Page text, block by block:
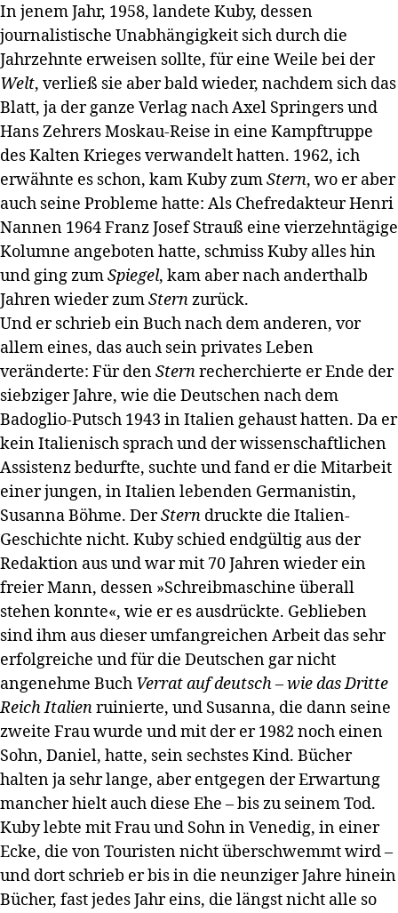
In jenem Jahr, 1958, landete Kuby, dessen
journalistische Unabhängigkeit sich durch die
Jahrzehnte erweisen sollte, für eine Weile bei der
Welt, verließ sie aber bald wieder, nachdem sich das
Blatt, ja der ganze Verlag nach Axel Springers und
Hans Zehrers Moskau-Reise in eine Kampftruppe
des Kalten Krieges verwandelt hatten. 1962, ich
erwähnte es schon, kam Kuby zumStern, wo er aber
auch seine Probleme hatte: Als Chefredakteur Henri
Nannen 1964 Franz Josef Strauß eine vierzehntägige
Kolumne angeboten hatte, schmiss Kuby alles hin
und ging zumSpiegel, kam aber nach anderthalb
Jahren wieder zumSternzurück.
Und er schrieb ein Buch nach dem anderen, vor
allem eines, das auch sein privates Leben
veränderte: Für denSternrecherchierte er Ende der
siebziger Jahre, wie die Deutschen nach dem
Badoglio-Putsch 1943 in Italien gehaust hatten. Da er
kein Italienisch sprach und der wissenschaftlichen
Assistenz bedurfte, suchte und fand er die Mitarbeit
einer jungen, in Italien lebenden Germanistin,
Susanna Böhme. DerStern druckte die Italien-
Geschichte nicht. Kuby schied endgültig aus der
Redaktion aus und war mit 70 Jahren wieder ein
freier Mann, dessen »Schreibmaschine überall
stehen konnte«, wie er es ausdrückte. Geblieben
sind ihm aus dieser umfangreichen Arbeit das sehr
erfolgreiche und für die Deutschen gar nicht
angenehme Buch Verrat auf deutsch – wie das Dritte
Reich Italienruinierte, und Susanna, die dann seine
zweite Frau wurde und mit der er 1982 noch einen
Sohn, Daniel, hatte, sein sechstes Kind. Bücher
halten ja sehr lange, aber entgegen der Erwartung
mancher hielt auch diese Ehe – bis zu seinem Tod.
Kuby lebte mit Frau und Sohn in Venedig, in einer
Ecke, die von Touristen nicht überschwemmt wird –
und dort schrieb er bis in die neunziger Jahre hinein
Bücher, fast jedes Jahr eins, die längst nicht alle so